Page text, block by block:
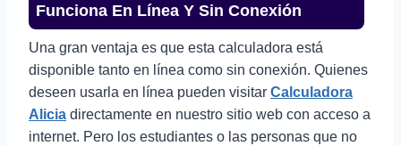
Funciona En Línea Y Sin Conexión
Una gran ventaja es que esta calculadora está
disponible tanto en línea como sin conexión. Quienes
deseen usarla en línea pueden visitar Calculadora
Alicia directamente en nuestro sitio web con acceso a
internet. Pero los estudiantes o las personas que no